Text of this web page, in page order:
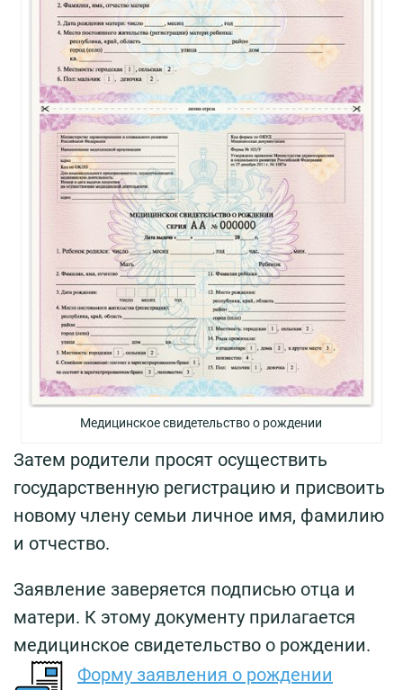
Медицинское свидетельство о рождении
Затем родители просят осуществить
государственную регистрацию и присвоить
новому члену семьи личное имя, фамилию
и отчество.
Заявление заверяется подписью отца и
матери. К этому документу прилагается
медицинское свидетельство о рождении.
Форму заявления о рождении